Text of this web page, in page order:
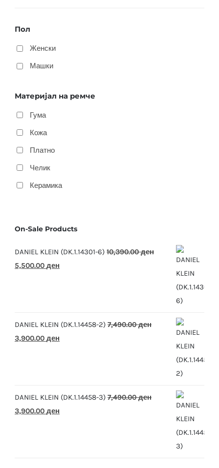
Пол
Женски
Машки
Материјал на ремче
Гума
Кожа
Платно
Челик
Керамика
On-Sale Products
DANIEL KLEIN (DK.1.14301-6) 10,390.00ден
Original
5,500.00 ден
DANIEL KLEIN (DK.1.14458-2) 7,490.00ден
Original
3,900.00 ден
DANIEL KLEIN (DK.1.14458-3) 7,490.00ден
Original
3,900.00 ден